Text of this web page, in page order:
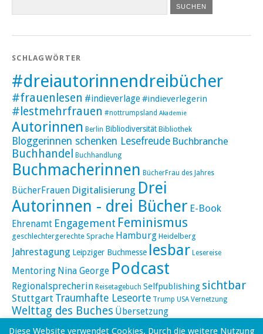
SCHLAGWÖRTER
#dreiautorinnendreibücher
#frauenlesen #indieverlage#indieverlegerin
#lestmehrfrauen #nottrumpsland Akademie
Autorinnen Berlin Bibliodiversität Bibliothek
Bloggerinnen schenken Lesefreude Buchbranche
Buchhandel Buchhandlung
Buchmacherinnen BücherFrau des Jahres
BücherFrauen Digitalisierung Drei
Autorinnen - drei Bücher E-Book
Ehrenamt Engagement Feminismus
geschlechtergerechte Sprache Hamburg Heidelberg
Jahrestagung Leipziger Buchmesse lesbar Lesereise
Mentoring Nina George Podcast
Regionalsprecherin Reisetagebuch Selfpublishing sichtbar
Stuttgart Traumhafte Leseorte Trump USA Vernetzung
Welttag des Buches Übersetzung
Diese Website verwendet Cookies. Durch die weitere Nutzung